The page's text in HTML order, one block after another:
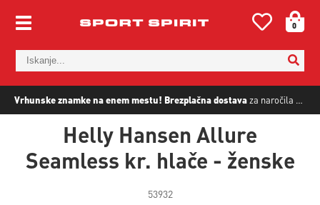
Vrhunske znamke na enem mestu! Brezplačna dostavaza naročila nad
0
Helly Hansen Allure
Seamless kr. hlače - ženske
53932